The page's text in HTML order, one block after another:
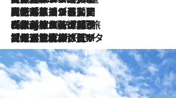
2026.8.5
【厳選旅コスメ】国内をあちこち移動する河井菜摘が選んだ夏旅ベストコスメ発表！「リラックスアイテムはマスト」【Mサイズジップ】
2026.8.4
【厳選旅コスメ】「紫外線＆乾燥対策しながらメイク感も！」ヘア＆メイクGeorgeが選んだ夏旅ベストコスメを発表！【Mサイズジップ】
2026.8.3
【厳選旅コスメ】「保湿もタイパ重視！」“サウナ好き”タレント清水みさとが愛用する夏旅ベストコスメを発表！【Mサイズジップ】